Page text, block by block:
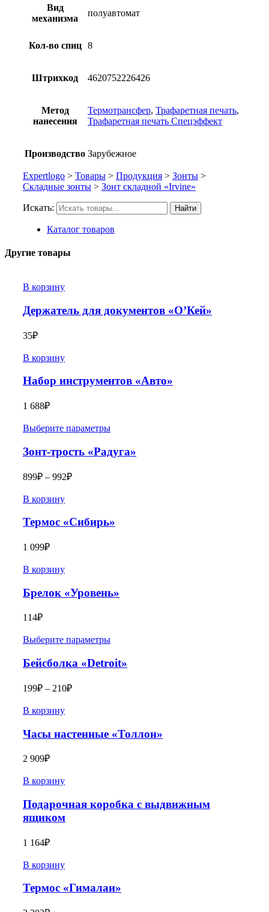
Вид
механизма
полуавтомат
Кол-во спиц 8
Штрихкод 4620752226426
Метод
нанесения
Термотрансфер, Трафаретная печать,
Трафаретная печать Спецэффект
Производство Зарубежное
Expertlogo > Товары > Продукция > Зонты >
Складные зонты > Зонт складной «Irvine»
Искать: Найти
Каталог товаров
Другие товары
В корзину
Держатель для документов «О’Кей»
35₽
В корзину
Набор инструментов «Авто»
1 688₽
Выберите параметры
Зонт-трость «Радуга»
899₽ – 992₽
В корзину
Термос «Сибирь»
1 099₽
В корзину
Брелок «Уровень»
114₽
Выберите параметры
Бейсболка «Detroit»
199₽ – 210₽
В корзину
Часы настенные «Толлон»
2 909₽
В корзину
Подарочная коробка с выдвижным
ящиком
1 164₽
В корзину
Термос «Гималаи»